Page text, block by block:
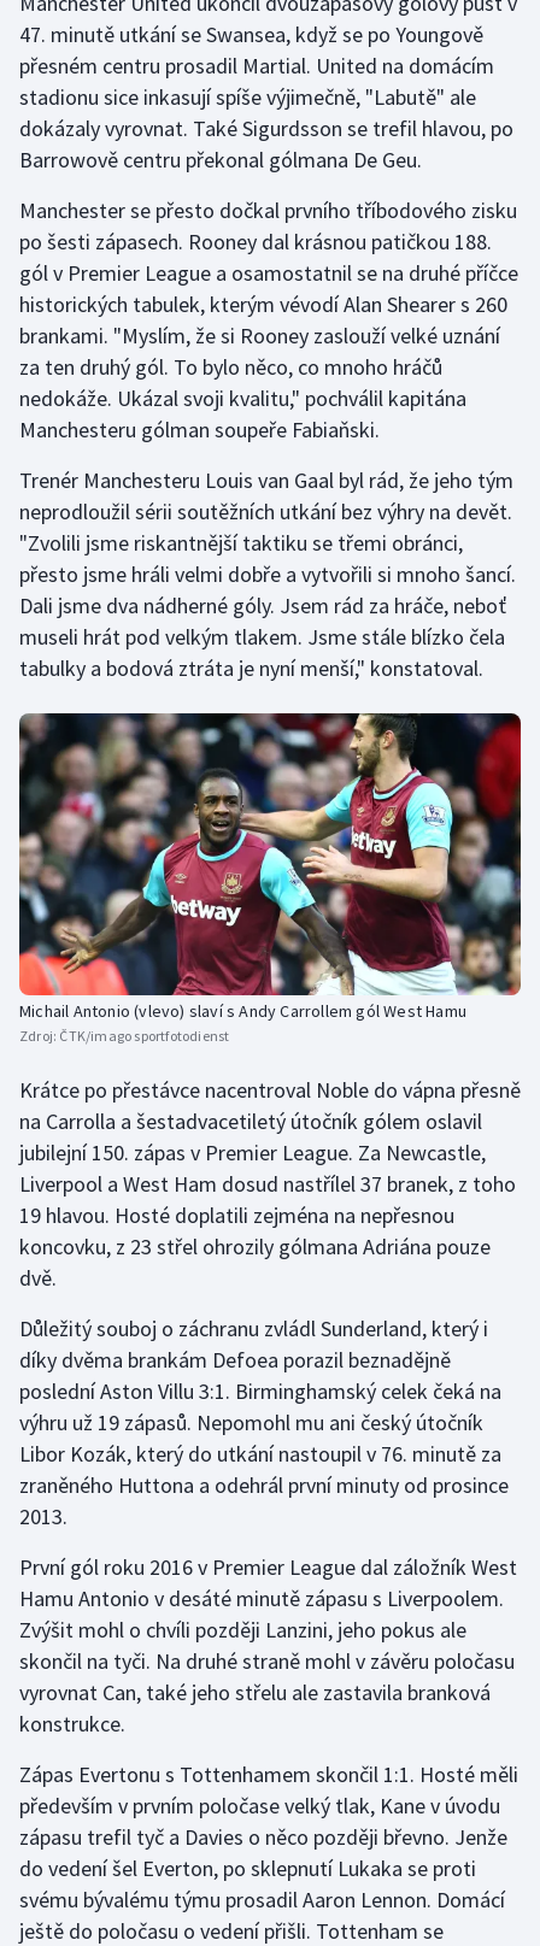
47. minutě utkání se Swansea, když se po Youngově
přesném centru prosadil Martial. United na domácím
stadionu sice inkasují spíše výjimečně, "Labutě" ale
dokázaly vyrovnat. Také Sigurdsson se trefil hlavou, po
Barrowově centru překonal gólmana De Geu.
Manchester se přesto dočkal prvního tříbodového zisku
po šesti zápasech. Rooney dal krásnou patičkou 188.
gól v Premier League a osamostatnil se na druhé příčce
historických tabulek, kterým vévodí Alan Shearer s 260
brankami. "Myslím, že si Rooney zaslouží velké uznání
za ten druhý gól. To bylo něco, co mnoho hráčů
nedokáže. Ukázal svoji kvalitu," pochválil kapitána
Manchesteru gólman soupeře Fabiaňski.
Trenér Manchesteru Louis van Gaal byl rád, že jeho tým
neprodloužil sérii soutěžních utkání bez výhry na devět.
"Zvolili jsme riskantnější taktiku se třemi obránci,
přesto jsme hráli velmi dobře a vytvořili si mnoho šancí.
Dali jsme dva nádherné góly. Jsem rád za hráče, neboť
museli hrát pod velkým tlakem. Jsme stále blízko čela
tabulky a bodová ztráta je nyní menší," konstatoval.
Michail Antonio (vlevo) slaví s Andy Carrollem gól West Hamu
Zdroj: ČTK/imago sportfotodienst
Krátce po přestávce nacentroval Noble do vápna přesně
na Carrolla a šestadvacetiletý útočník gólem oslavil
jubilejní 150. zápas v Premier League. Za Newcastle,
Liverpool a West Ham dosud nastřílel 37 branek, z toho
19 hlavou. Hosté doplatili zejména na nepřesnou
koncovku, z 23 střel ohrozily gólmana Adriána pouze
dvě.
Důležitý souboj o záchranu zvládl Sunderland, který i
díky dvěma brankám Defoea porazil beznadějně
poslední Aston Villu 3:1. Birminghamský celek čeká na
výhru už 19 zápasů. Nepomohl mu ani český útočník
Libor Kozák, který do utkání nastoupil v 76. minutě za
zraněného Huttona a odehrál první minuty od prosince
2013.
První gól roku 2016 v Premier League dal záložník West
Hamu Antonio v desáté minutě zápasu s Liverpoolem.
Zvýšit mohl o chvíli později Lanzini, jeho pokus ale
skončil na tyči. Na druhé straně mohl v závěru poločasu
vyrovnat Can, také jeho střelu ale zastavila branková
konstrukce.
Zápas Evertonu s Tottenhamem skončil 1:1. Hosté měli
především v prvním poločase velký tlak, Kane v úvodu
zápasu trefil tyč a Davies o něco později břevno. Jenže
do vedení šel Everton, po sklepnutí Lukaka se proti
svému bývalému týmu prosadil Aaron Lennon. Domácí
ještě do poločasu o vedení přišli. Tottenham se